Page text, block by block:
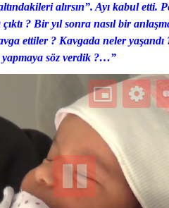
alırsın”. Ayı kabul etti.
? Bir yıl sonra nasıl bir
ettiler ? Kavgada neler
yapmaya söz verdik ?…”